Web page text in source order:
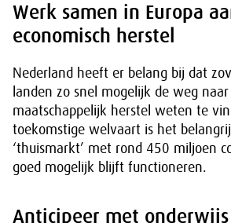
Werk samen in Europa
economisch herstel
Nederland heeft er belang bij dat
landen zo snel mogelijk de weg
maatschappelijk herstel weten te
toekomstige welvaart is het
‘thuismarkt’ met rond 450 miljoen
goed mogelijk blijft functioneren.
Anticipeer met